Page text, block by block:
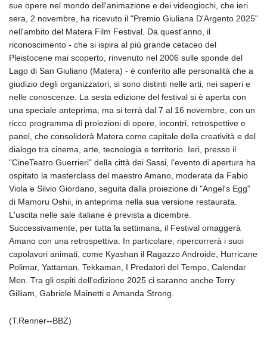
GMD 84.980421
GNF
10123.874202
GTQ 8.794891
GYD 241.157003
HKD 9.067746
HNL 30.895616
HRK 7.536622
HTG 150.718127
HUF 363.096405
IDR
20580.370421
ILS 3.468234
IMP 0.8566
INR 110.076256
IQD
1509.981237
IRR
1590322.371805
ISK 142.598215
JEP 0.8566
JMD 183.057725
JOD 0.819746
sue opere nel mondo dell'animazione e dei videogiochi, che ieri
sera, 2 novembre, ha ricevuto il "Premio Giuliana D'Argento 2025"
nell'ambito del Matera Film Festival. Da quest'anno, il
riconoscimento - che si ispira al più grande cetaceo del
Pleistocene mai scoperto, rinvenuto nel 2006 sulle sponde del
Lago di San Giuliano (Matera) - è conferito alle personalità che a
giudizio degli organizzatori, si sono distinti nelle arti, nei saperi e
nelle conoscenze. La sesta edizione del festival si è aperta con
una speciale anteprima, ma si terrà dal 7 al 16 novembre, con un
ricco programma di proiezioni di opere, incontri, retrospettive e
panel, che consoliderà Matera come capitale della creatività e del
dialogo tra cinema, arte, tecnologia e territorio. Ieri, presso il
"CineTeatro Guerrieri" della città dei Sassi, l'evento di apertura ha
ospitato la masterclass del maestro Amano, moderata da Fabio
Viola e Silvio Giordano, seguita dalla proiezione di "Angel's Egg"
di Mamoru Oshii, in anteprima nella sua versione restaurata.
L'uscita nelle sale italiane è prevista a dicembre.
Successivamente, per tutta la settimana, il Festival omaggerà
Amano con una retrospettiva. In particolare, ripercorrerà i suoi
capolavori animati, come Kyashan il Ragazzo Androide, Hurricane
Polimar, Yattaman, Tekkaman, I Predatori del Tempo, Calendar
Men. Tra gli ospiti dell'edizione 2025 ci saranno anche Terry
Gilliam, Gabriele Mainetti e Amanda Strong.
(T.Renner--BBZ)